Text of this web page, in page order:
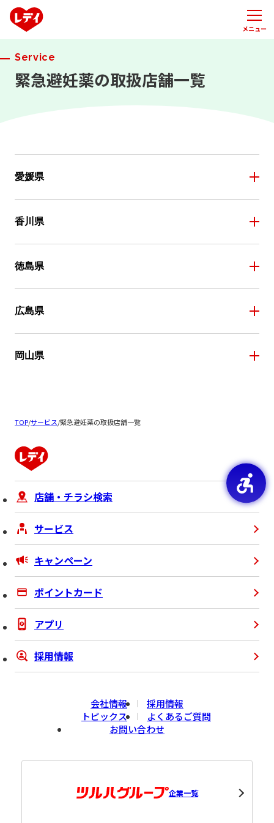
メニュー
Service
緊急避妊薬の取扱店舗一覧
愛媛県
香川県
徳島県
広島県
岡山県
TOP/サービス/緊急避妊薬の取扱店舗一覧
店舗・チラシ検索
サービス
キャンペーン
ポイントカード
アプリ
採用情報
会社情報
採用情報
トピックス
よくあるご質問
お問い合わせ
企業一覧